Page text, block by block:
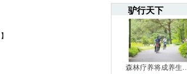
】
驴行天下
森林疗养将成养生…